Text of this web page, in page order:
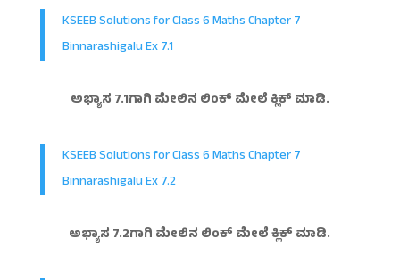
KSEEB Solutions for Class 6 Maths Chapter 7
Binnarashigalu Ex 7.1
ಅಭ್ಯಾಸ 7.1ಗಾಗಿ ಮೇಲಿನ ಲಿಂಕ್ ಮೇಲೆ ಕ್ಲಿಕ್ ಮಾಡಿ.
KSEEB Solutions for Class 6 Maths Chapter 7
Binnarashigalu Ex 7.2
ಅಭ್ಯಾಸ 7.2ಗಾಗಿ ಮೇಲಿನ ಲಿಂಕ್ ಮೇಲೆ ಕ್ಲಿಕ್ ಮಾಡಿ.